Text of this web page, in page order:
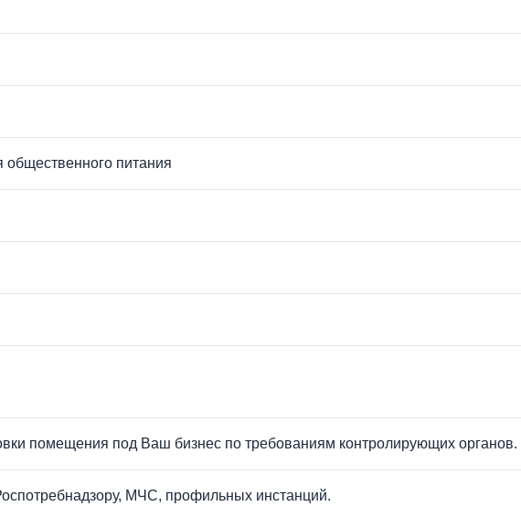
общественного питания
помещения под Ваш бизнес по требованиям контролирующих органов.
МЧС, профильных инстанций.